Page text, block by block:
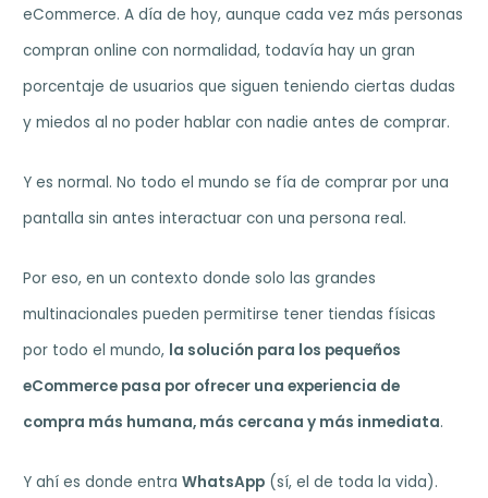
eCommerce. A día de hoy, aunque cada vez más personas
compran online con normalidad, todavía hay un gran
porcentaje de usuarios que siguen teniendo ciertas dudas
y miedos al no poder hablar con nadie antes de comprar.
Y es normal. No todo el mundo se fía de comprar por una
pantalla sin antes interactuar con una persona real.
Por eso, en un contexto donde solo las grandes
multinacionales pueden permitirse tener tiendas físicas
por todo el mundo, la solución para los pequeños
eCommerce pasa por ofrecer una experiencia de
compra más humana, más cercana y más inmediata.
Y ahí es donde entraWhatsApp (sí, el de toda la vida).